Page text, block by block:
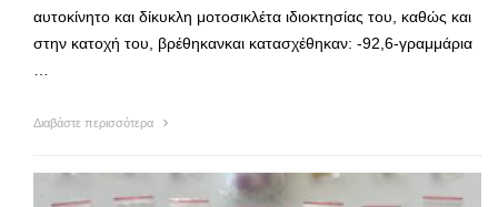
αυτοκίνητο και δίκυκλη μοτοσικλέτα ιδιοκτησίας του, καθώς και
στην κατοχή του, βρέθηκανκαι κατασχέθηκαν: -92,6-γραμμάρια
Διαβάστε περισσότερα